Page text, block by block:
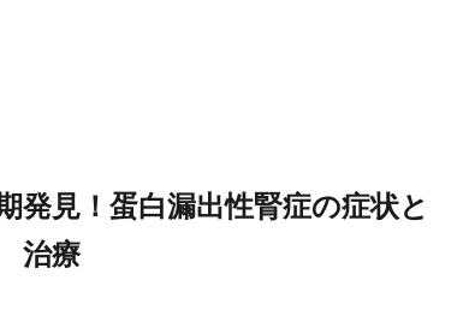
発見！蛋白漏出性腎症の症状と
治療